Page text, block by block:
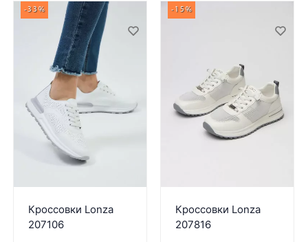
-33%
Кроссовки Lonza
207106
-15%
Кроссовки Lonza
207816